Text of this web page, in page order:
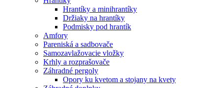
Hrantíky a minihrantíky
Držiaky na hrantíky
Podmisky pod hrantík
Amfory
Pareniská a sadbovače
Samozavlažovacie vložky
Krhly a rozprašovače
Záhradné pergoly
Opory ku kvetom a stojany na kvety